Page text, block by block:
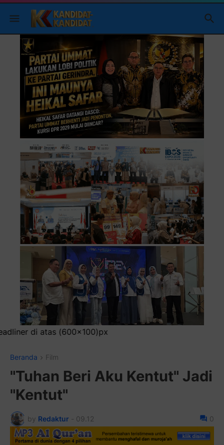
Beranda Film
"Tuhan Beri Aku Kentut" Jadi
"Kentut"
by Redaktur - 09.12 0